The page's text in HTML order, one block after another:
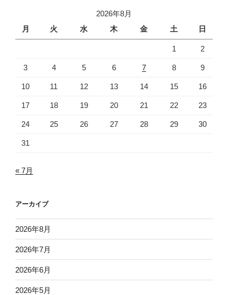
2026年8月
月
火 水 木 金 土 日
1 2
3 4 5 6 7 8 9
10 11 12 13 14 15 16
17 18 19 20 21 22 23
24 25 26 27 28 29 30
31
« 7月
アーカイブ
2026年8月
2026年7月
2026年6月
2026年5月